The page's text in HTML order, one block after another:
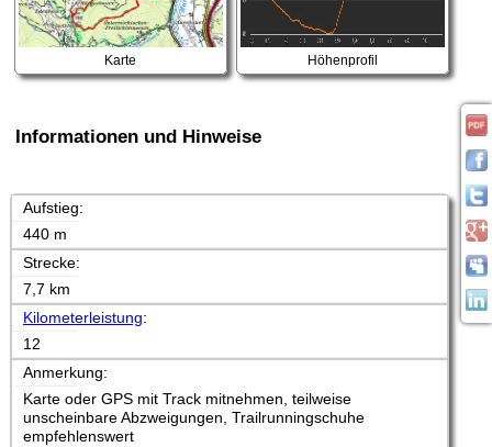
Karte Höhenprofil
Informationen und Hinweise
Aufstieg:
440 m
Strecke:
7,7 km
Kilometerleistung:
12
Anmerkung:
Karte oder GPS mit Track mitnehmen, teilweise
unscheinbare Abzweigungen, Trailrunningschuhe
empfehlenswert